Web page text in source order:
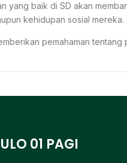
yang baik di SD akan
kehidupan sosial mereka.
pemahaman
01 PAGI